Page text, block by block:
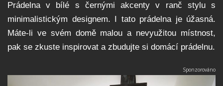
Prádelna v bílé s černými akcenty v ranč stylu s
minimalistickým designem. I tato prádelna je úžasná.
Máte-li ve svém domě malou a nevyužitou místnost,
pak se zkuste inspirovat a zbudujte si domácí prádelnu.